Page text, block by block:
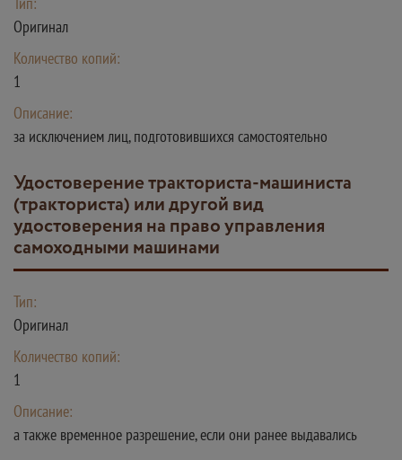
Оригинал
Количество копий:
1
Описание:
за исключением лиц, подготовившихся самостоятельно
Удостоверение тракториста-машиниста
(тракториста) или другой вид
удостоверения на право управления
самоходными машинами
Тип:
Оригинал
Количество копий:
1
Описание:
а также временное разрешение, если они ранее выдавались